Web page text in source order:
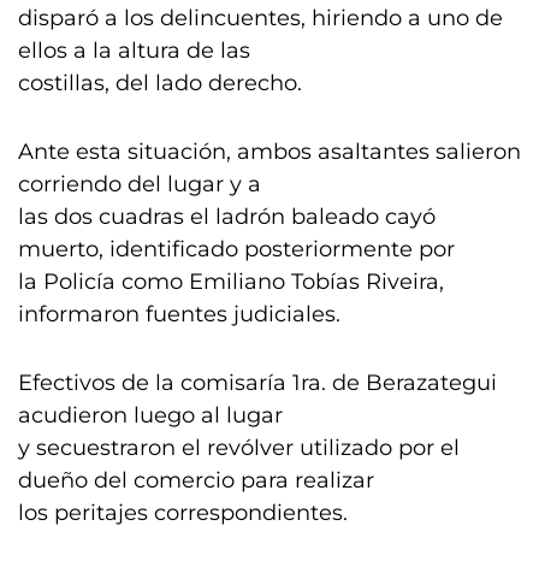
disparó a los delincuentes, hiriendo a uno de
ellos a la altura de las
costillas, del lado derecho.
Ante esta situación, ambos asaltantes salieron
corriendo del lugar y a
las dos cuadras el ladrón baleado cayó
muerto, identificado posteriormente por
la Policía como Emiliano Tobías Riveira,
informaron fuentes judiciales.
Efectivos de la comisaría 1ra. de Berazategui
acudieron luego al lugar
y secuestraron el revólver utilizado por el
dueño del comercio para realizar
los peritajes correspondientes.